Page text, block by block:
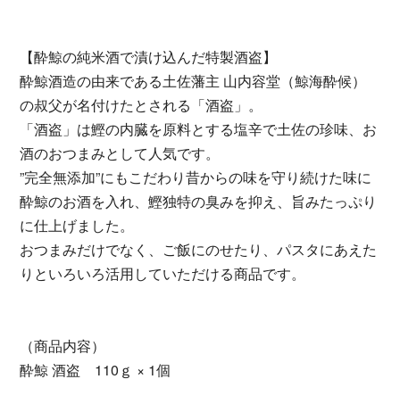
【酔鯨の純米酒で漬け込んだ特製酒盗】
酔鯨酒造の由来である土佐藩主 山内容堂（鯨海酔候）
の叔父が名付けたとされる「酒盗」。
「酒盗」は鰹の内臓を原料とする塩辛で土佐の珍味、お
酒のおつまみとして人気です。
”完全無添加”にもこだわり昔からの味を守り続けた味に
酔鯨のお酒を入れ、鰹独特の臭みを抑え、旨みたっぷり
に仕上げました。
おつまみだけでなく、ご飯にのせたり、パスタにあえた
りといろいろ活用していただける商品です。
（商品内容）
酔鯨 酒盗 110ｇ × 1個